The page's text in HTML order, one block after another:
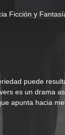
Ficción y
puede
es un drama
apunta hacia